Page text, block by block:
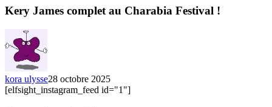
complet
Kery James complet au Charabia Festival !
kora ulysse28 octobre 2025
[elfsight_instagram_feed id="1"]